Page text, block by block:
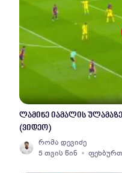
ლამინე იამალის
(ვიდეო)
რომა დევიძე
5 თვის წინ